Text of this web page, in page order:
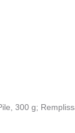
300 g;